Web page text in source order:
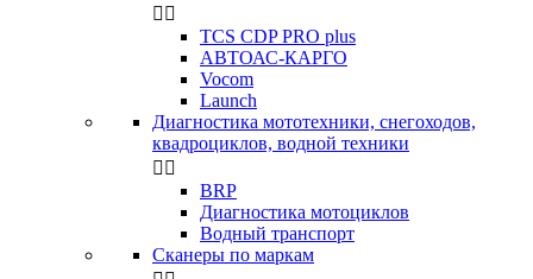
 
TCS CDP PRO plus
АВТОАС-КАРГО
Vocom
Launch
Диагностика мототехники, снегоходов,
квадроциклов, водной техники
 
BRP
Диагностика мотоциклов
Водный транспорт
Сканеры по маркам